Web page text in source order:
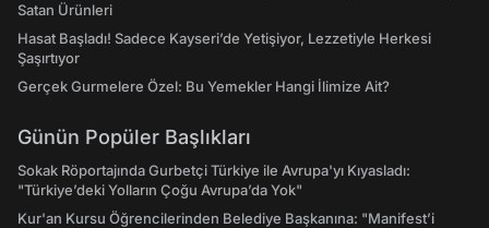
Satan Ürünleri
Hasat Başladı! Sadece Kayseri’de Yetişiyor, Lezzetiyle Herkesi
Şaşırtıyor
Gerçek Gurmelere Özel: Bu Yemekler Hangi İlimize Ait?
Günün Popüler Başlıkları
Sokak Röportajında Gurbetçi Türkiye ile Avrupa'yı Kıyasladı:
"Türkiye’deki Yolların Çoğu Avrupa’da Yok"
Kur'an Kursu Öğrencilerinden Belediye Başkanına: "Manifest’i